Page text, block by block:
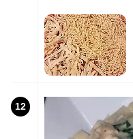
12